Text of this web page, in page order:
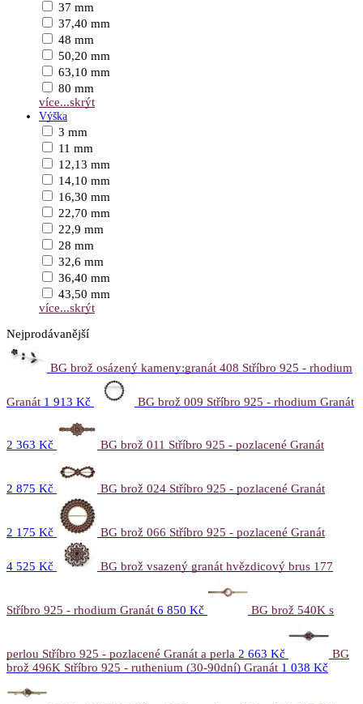
37 mm
37,40 mm
48 mm
50,20 mm
63,10 mm
80 mm
více...skrýt
Výška
3 mm
11 mm
12,13 mm
14,10 mm
16,30 mm
22,70 mm
22,9 mm
28 mm
32,6 mm
36,40 mm
43,50 mm
více...skrýt
Nejprodávanější
BG brož osázený kameny:granát 408 Stříbro 925 - rhodium
Granát 1 913 Kč BG brož 009 Stříbro 925 - rhodium Granát
2 363 Kč BG brož 011 Stříbro 925 - pozlacené Granát
2 875 Kč BG brož 024 Stříbro 925 - pozlacené Granát
2 175 Kč BG brož 066 Stříbro 925 - pozlacené Granát
4 525 Kč BG brož vsazený granát hvězdicový brus 177
Stříbro 925 - rhodium Granát 6 850 Kč BG brož 540K s
perlou Stříbro 925 - pozlacené Granát a perla 2 663 Kč
BG
brož 496K Stříbro 925 - ruthenium (30-90dní) Granát 1 038 Kč